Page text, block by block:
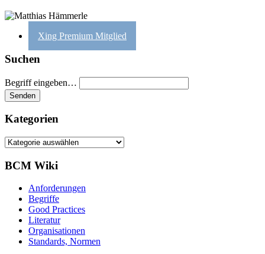
Xing Premium Mitglied
Suchen
Begriff eingeben…
Kategorien
Kategorien
BCM Wiki
Anforderungen
Begriffe
Good Practices
Literatur
Organisationen
Standards, Normen